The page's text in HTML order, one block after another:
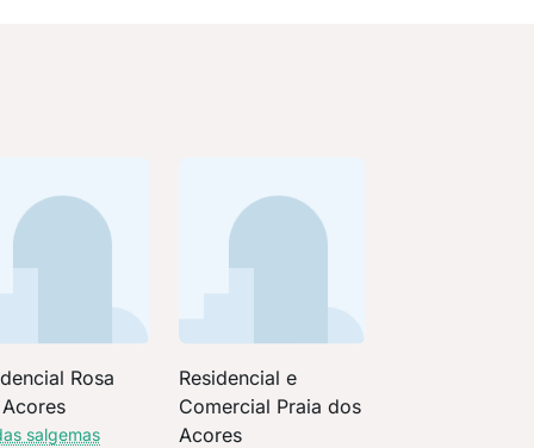
Rosa
salgemas
Residencial e
Comercial Praia dos
Acores